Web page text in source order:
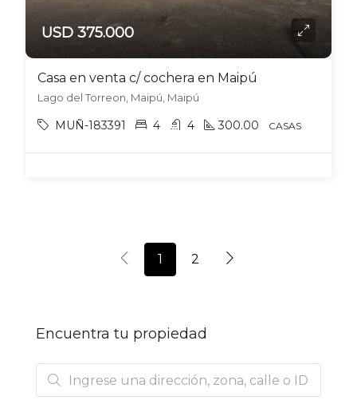
USD 375.000
Casa en venta c/ cochera en Maipú
Lago del Torreon, Maipú, Maipú
MUÑ-183391 4 4 300.00 CASAS
1 2
Encuentra tu propiedad